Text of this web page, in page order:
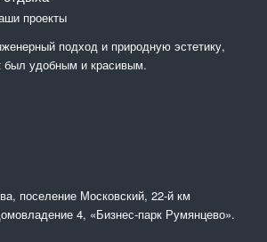
проекты
подход и природную эстетику,
был удобным и красивым.
поселение Московский, 22-й км
4, «Бизнес-парк Румянцево».